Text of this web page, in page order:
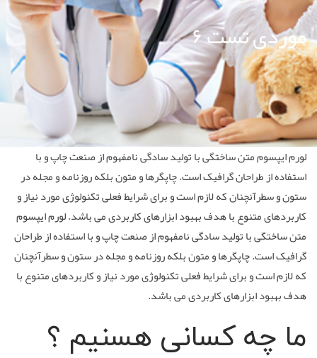
موردی تست ۶
لورم ایپسوم متن ساختگی با تولید سادگی نامفهوم از صنعت چاپ و با
استفاده از طراحان گرافیک است. چاپگرها و متون بلکه روزنامه و مجله در
ستون و سطرآنچنان که لازم است و برای شرایط فعلی تکنولوژی مورد نیاز و
کاربردهای متنوع با هدف بهبود ابزارهای کاربردی می باشد. لورم ایپسوم
متن ساختگی با تولید سادگی نامفهوم از صنعت چاپ و با استفاده از طراحان
گرافیک است. چاپگرها و متون بلکه روزنامه و مجله در ستون و سطرآنچنان
که لازم است و برای شرایط فعلی تکنولوژی مورد نیاز و کاربردهای متنوع با
هدف بهبود ابزارهای کاربردی می باشد.
ما چه کسانی هسنیم ؟